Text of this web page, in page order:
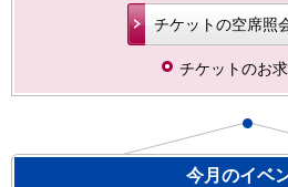
チケットの空席照
チケットのお
今月のイベ